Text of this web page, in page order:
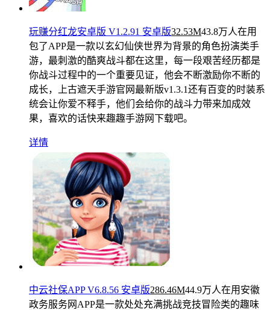
玩赚分红龙安卓版 V1.2.91 安卓版32.53M43.8万人在用
包了APP是一款以玄幻仙侠世界为背景的角色扮演类手
游，最刺激的酷爽战斗都在这里，每一段艰苦经历都是
你战斗过程中的一个重要见证，他会不断激励你不断的
成长，上古遮天手游官网最新版v1.3.1还有百变的时装系
统会让你爱不释手，他们会给你的战斗力带来加成效
果，喜欢的话快来趣趣手游网下载吧。
详情
中云社保APP V6.8.56 安卓版286.46M44.9万人在用 安徽
政务服务网APP是一款处处充满挑战竞技冒险类的趣味